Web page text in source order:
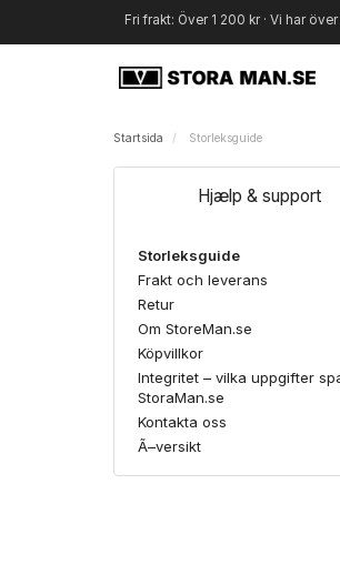
Fri frakt: Över 1 200 kr · Vi har
Startsida Storleksguide
Hjælp & support
Storleksguide
Frakt och leverans
Retur
Om StoreMan.se
Köpvillkor
Integritet – vilka uppgifter
StoraMan.se
Kontakta oss
Ã–versikt